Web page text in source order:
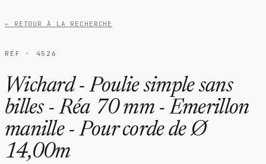
← RETOUR À LA RECHERCHE
RÉF · 4526
Wichard - Poulie simple sans
billes - Réa 70 mm - Emerillon
manille - Pour corde de Ø
14,00m